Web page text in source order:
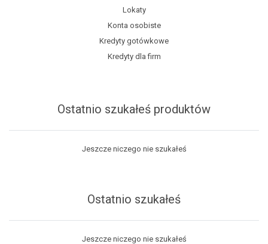
Lokaty
Konta osobiste
Kredyty gotówkowe
Kredyty dla firm
Ostatnio szukałeś produktów
Jeszcze niczego nie szukałeś
Ostatnio szukałeś
Jeszcze niczego nie szukałeś